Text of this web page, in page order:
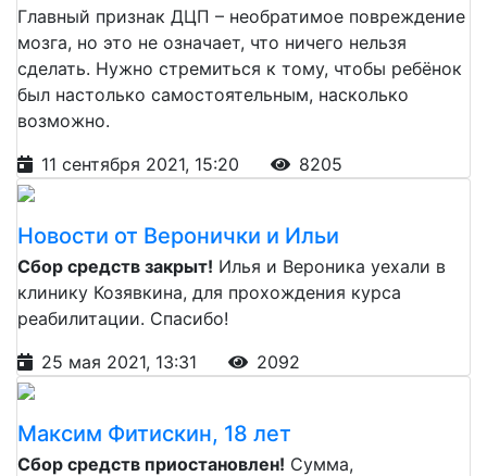
Главный признак ДЦП – необратимое повреждение
мозга, но это не означает, что ничего нельзя
сделать. Нужно стремиться к тому, чтобы ребёнок
был настолько самостоятельным, насколько
возможно.
11 сентября 2021, 15:20
8205
Новости от Веронички и Ильи
Сбор средств закрыт! Илья и Вероника уехали в
клинику Козявкина, для прохождения курса
реабилитации. Спасибо!
25 мая 2021, 13:31
2092
Максим Фитискин, 18 лет
Сбор средств приостановлен! Сумма,